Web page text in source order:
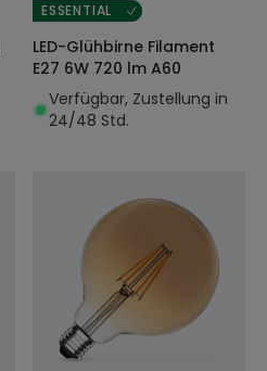
ESSENTIAL
LED-Glühbirne Filament
E27 6W 720 lm A60
Verfügbar, Zustellung in
24/48 Std.